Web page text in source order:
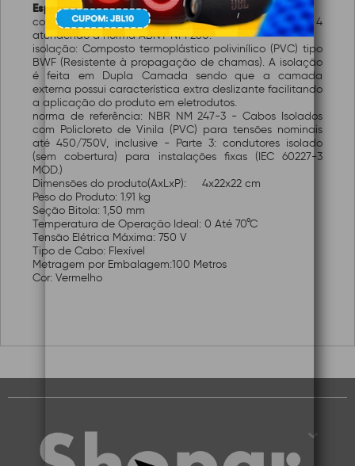
Especificações:
condutor: Fios de Cobre, têmpera mole, classe 4
atendendo a norma ABNT NM 280.
isolação: Composto termoplástico polivinílico (PVC) tipo
BWF (Resistente à propagação de chamas). A isolação
é feita em Dupla Camada sendo que a camada
externa possui característica extra deslizante facilitando
a aplicação do produto em eletrodutos.
norma de referência: NBR NM 247-3 - Cabos Isolados
com Policloreto de Vinila (PVC) para tensões nominais
até 450/750V, inclusive - Parte 3: condutores isolado
(sem cobertura) para instalações fixas (IEC 60227-3
MOD.)
Dimensões do produto(AxLxP): 4x22x22 cm
Peso do Produto: 1.91 kg
Seção Bitola: 1,50 mm
Temperatura de Operação Ideal: 0 Até 70°C
Tensão Elétrica Máxima: 750 V
Tipo de Cabo: Flexível
Metragem por Embalagem:100 Metros
Cor: Vermelho